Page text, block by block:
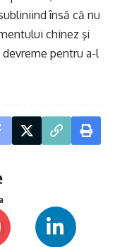
însă că nu
chinez şi
devreme pentru a-l